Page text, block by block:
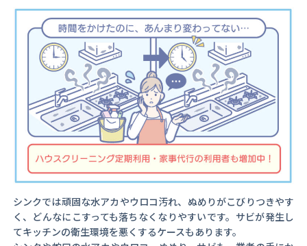
シンクでは頑固な水アカやウロコ汚れ、ぬめりがこびりつきやす
く、どんなにこすっても落ちなくなりやすいです。サビが発生し
てキッチンの衛生環境を悪くするケースもあります。